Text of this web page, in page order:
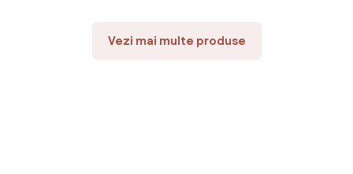
Aosom Romania
Vezi mai multe produse